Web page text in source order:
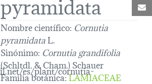
Nombre científico: Cornutia
pyramidataL.
Sinónimo: Cornutia grandifolia
(Schltdl. & Cham.) Schauer
Familia botánica:LAMIACEAE